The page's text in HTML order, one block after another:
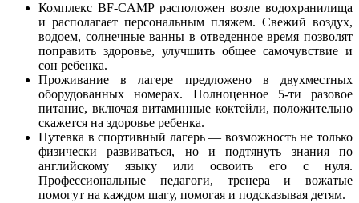
Комплекс BF-CAMP расположен возле водохранилища
и располагает персональным пляжем. Свежий воздух,
водоем, солнечные ванны в отведенное время позволят
поправить здоровье, улучшить общее самочувствие и
сон ребенка.
Проживание в лагере предложено в двухместных
оборудованных номерах. Полноценное 5-ти разовое
питание, включая витаминные коктейли, положительно
скажется на здоровье ребенка.
Путевка в спортивный лагерь — возможность не только
физически развиваться, но и подтянуть знания по
английскому языку или освоить его с нуля.
Профессиональные педагоги, тренера и вожатые
помогут на каждом шагу, помогая и подсказывая детям.